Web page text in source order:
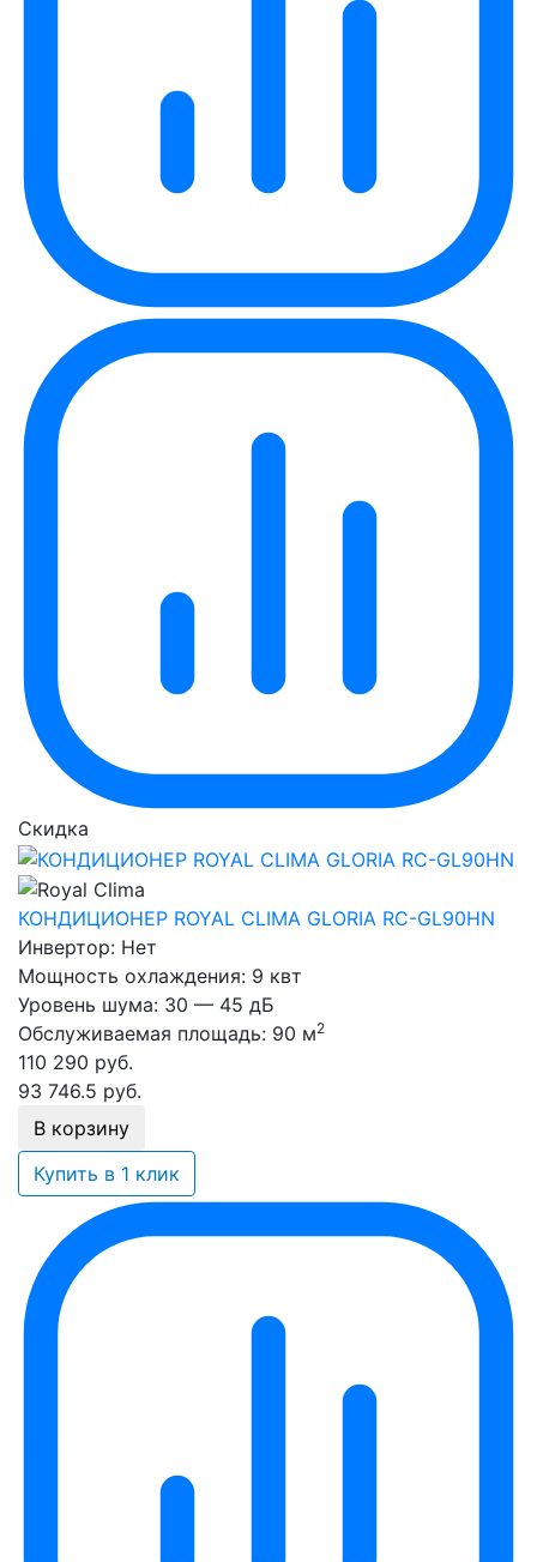
Скидка
КОНДИЦИОНЕР ROYAL CLIMA GLORIA RC-GL90HN
Инвертор: Нет
Мощность охлаждения: 9 квт
Уровень шума: 30 — 45 дБ
Обслуживаемая площадь: 90 м2
110 290 руб.
93 746.5 руб.
В корзину
Купить в 1 клик